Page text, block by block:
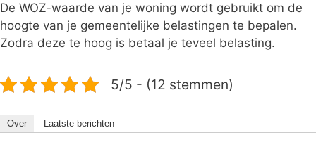
De WOZ-waarde van je woning wordt gebruikt om de
hoogte van je gemeentelijke belastingen te bepalen.
Zodra deze te hoog is betaal je teveel belasting.
5/5 - (12 stemmen)
Over Laatste berichten